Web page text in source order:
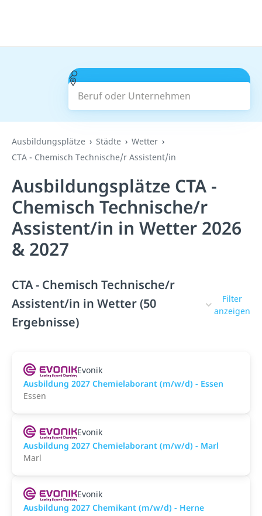
Beruf oder Unternehmen
Suchen
Ausbildungsplätze Städte
Wetter
CTA - Chemisch Technische/r Assistent/in
Ausbildungsplätze CTA -
Chemisch Technische/r
Assistent/in in Wetter 2026
& 2027
CTA - Chemisch Technische/r
Assistent/in in Wetter (50
Ergebnisse)
Filter
anzeigen
Evonik
Ausbildung 2027 Chemielaborant (m/w/d) - Essen
Essen
Evonik
Ausbildung 2027 Chemielaborant (m/w/d) - Marl
Marl
Evonik
Ausbildung 2027 Chemikant (m/w/d) - Herne